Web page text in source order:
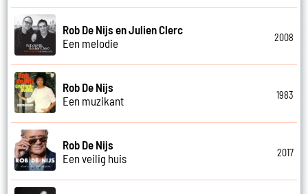
Rob De Nijs en Julien Clerc
Een melodie
2008
Rob De Nijs
Een muzikant
1983
Rob De Nijs
Een veilig huis
2017